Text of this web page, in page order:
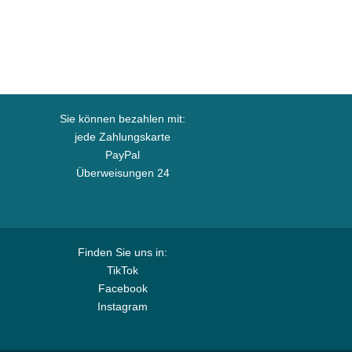
Sie können bezahlen mit:
jede Zahlungskarte
PayPal
Überweisungen 24
Finden Sie uns in:
TikTok
Facebook
Instagram